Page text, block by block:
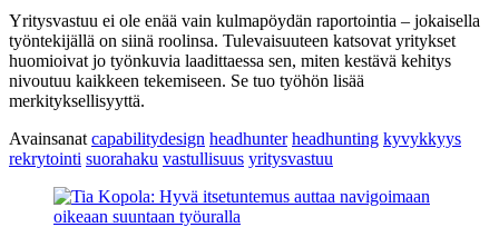
Yritysvastuu ei ole enää vain kulmapöydän raportointia – jokaisella
työntekijällä on siinä roolinsa. Tulevaisuuteen katsovat yritykset
huomioivat jo työnkuvia laadittaessa sen, miten kestävä kehitys
nivoutuu kaikkeen tekemiseen. Se tuo työhön lisää
merkityksellisyyttä.
Avainsanat capabilitydesign headhunter headhunting kyvykkyys
rekrytointi suorahaku vastullisuus yritysvastuu